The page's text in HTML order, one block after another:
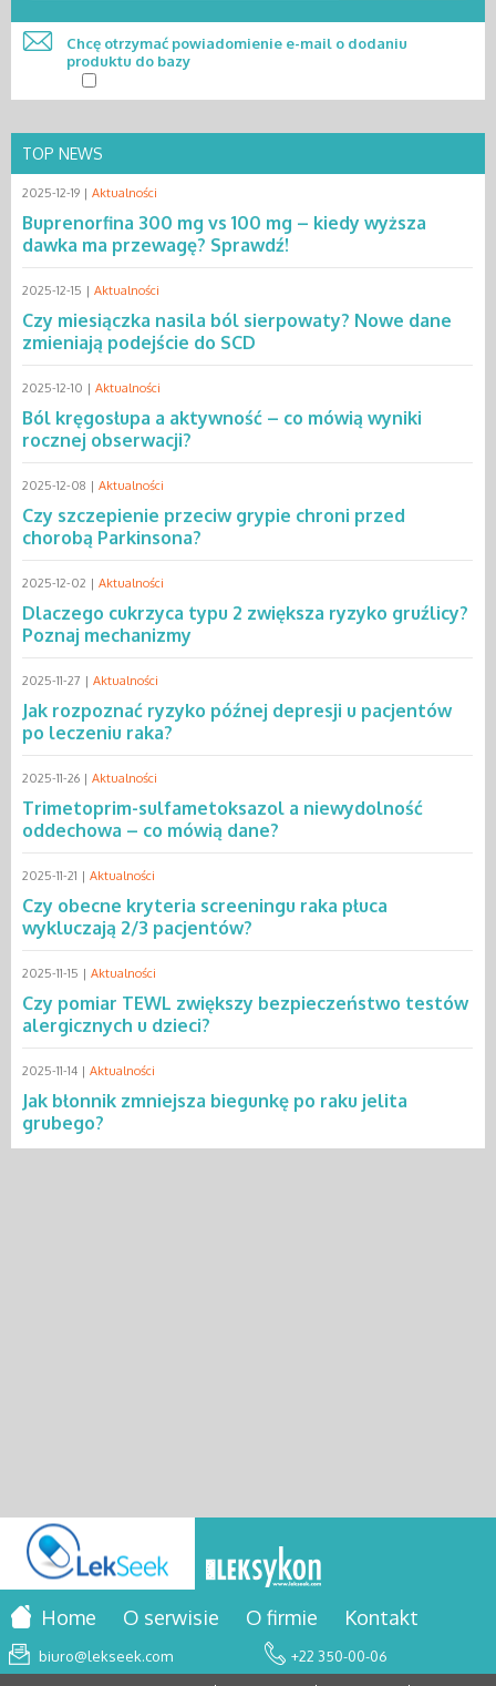
Chcę otrzymać powiadomienie e-mail o dodaniu
produktu do bazy
TOP NEWS
2025-12-19 | Aktualności
Buprenorfina 300 mg vs 100 mg – kiedy wyższa
dawka ma przewagę? Sprawdź!
2025-12-15 | Aktualności
Czy miesiączka nasila ból sierpowaty? Nowe dane
zmieniają podejście do SCD
2025-12-10 | Aktualności
Ból kręgosłupa a aktywność – co mówią wyniki
rocznej obserwacji?
2025-12-08 | Aktualności
Czy szczepienie przeciw grypie chroni przed
chorobą Parkinsona?
2025-12-02 | Aktualności
Dlaczego cukrzyca typu 2 zwiększa ryzyko gruźlicy?
Poznaj mechanizmy
2025-11-27 | Aktualności
Jak rozpoznać ryzyko późnej depresji u pacjentów
po leczeniu raka?
2025-11-26 | Aktualności
Trimetoprim-sulfametoksazol a niewydolność
oddechowa – co mówią dane?
2025-11-21 | Aktualności
Czy obecne kryteria screeningu raka płuca
wykluczają 2/3 pacjentów?
2025-11-15 | Aktualności
Czy pomiar TEWL zwiększy bezpieczeństwo testów
alergicznych u dzieci?
2025-11-14 | Aktualności
Jak błonnik zmniejsza biegunkę po raku jelita
grubego?
Home O serwisie O firmie Kontakt
biuro@lekseek.com +22 350-00-06